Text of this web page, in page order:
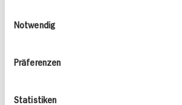
bereitgestellt haben oder die sie
Notwendig
Präferenzen
Statistiken
Cornflakes-Schoko
Boden, mit Mandel-
180 min
Mittel